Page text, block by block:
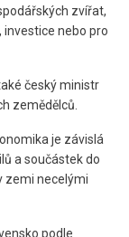
zvířat,
nebo pro
český ministr
zemědělců.
je závislá
a součástek do
zemi necelými
podle